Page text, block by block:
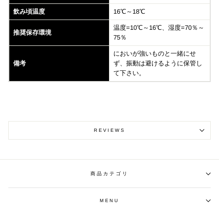
飲み頃温度 16℃～18℃
推奨保存環境
温度=10℃～16℃、湿度=70％～
75％
備考
においが強いものと一緒にせ
ず、振動は避けるように保管し
て下さい。
REVIEWS
商品カテゴリ
MENU